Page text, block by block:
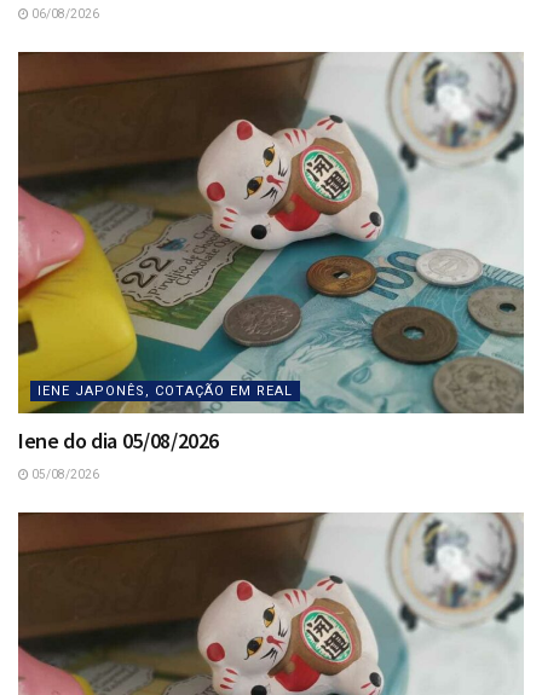
06/08/2026
IENE JAPONÊS, COTAÇÃO EM REAL
Iene do dia 05/08/2026
05/08/2026